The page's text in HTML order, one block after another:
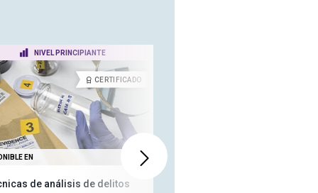
NIVEL PRINCIPIANTE
CERTIFICADO
EN
de análisis de delitos